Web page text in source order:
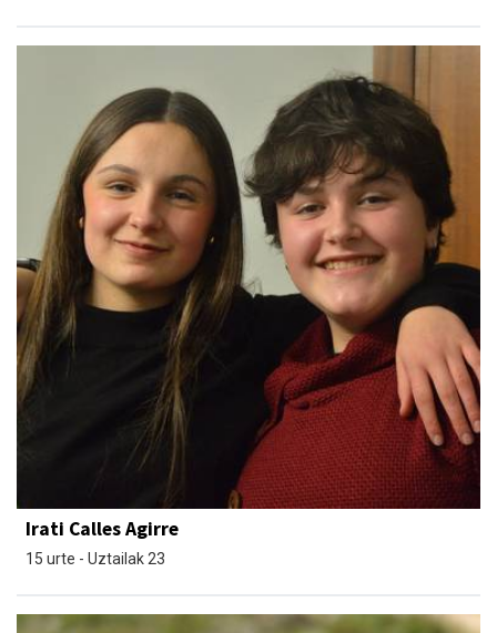
Irati Calles Agirre
15 urte - Uztailak 23